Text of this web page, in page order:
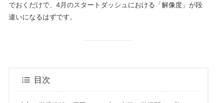
でおくだけで、4月のスタートダッシュにおける「解像度」が段
違いになるはずです。
目次